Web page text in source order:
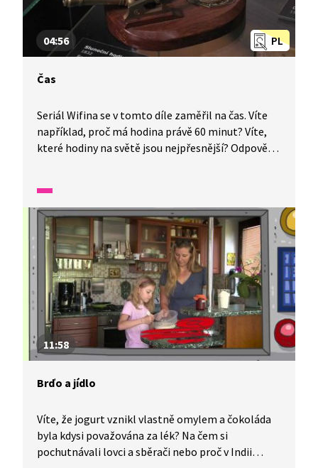
PL
04:56
Čas
Seriál Wifina se v tomto díle zaměřil na čas. Víte
například, proč má hodina právě 60 minut? Víte,
které hodiny na světě jsou nejpřesnější? Odpovědi
11:58
Brďo a jídlo
Víte, že jogurt vznikl vlastně omylem a čokoláda
byla kdysi považována za lék? Na čem si
pochutnávali lovci a sběrači nebo proč v Indii